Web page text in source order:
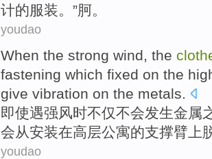
计的服装。”胢。
youdao
When the strong wind, the
fastening which fixed on the
give vibration on the metals.
即使遇强风时不仅不会发生金属
会从安装在高层公寓的支撑臂上
youdao